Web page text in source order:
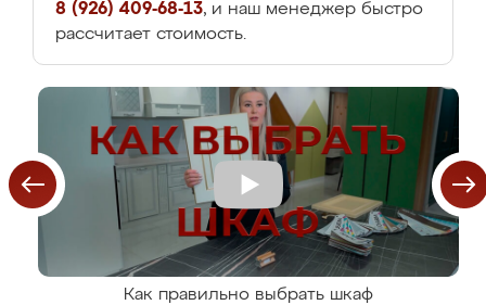
8 (926) 409-68-13, и наш менеджер быстро
рассчитает стоимость.
Как правильно выбрать шкаф